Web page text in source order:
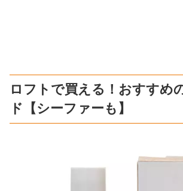
ロフトで買える！おすすめ
ド【シーファーも】